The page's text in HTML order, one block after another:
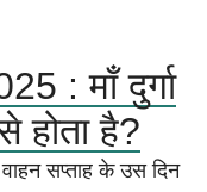
: माँ दुर्गा
होता है?
सप्ताह के उस दिन